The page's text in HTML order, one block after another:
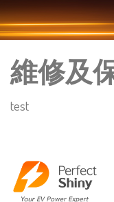
維修及
test